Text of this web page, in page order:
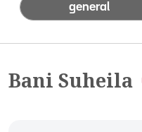
general
Bani Suheila